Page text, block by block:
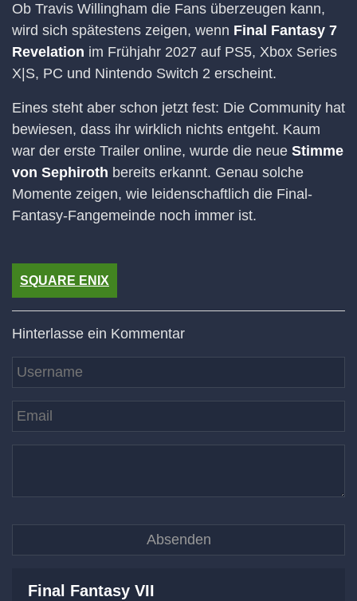
Ob Travis Willingham die Fans überzeugen kann,
wird sich spätestens zeigen, wenn Final Fantasy 7
Revelation im Frühjahr 2027 auf PS5, Xbox Series
X|S, PC und Nintendo Switch 2 erscheint.
Eines steht aber schon jetzt fest: Die Community hat
bewiesen, dass ihr wirklich nichts entgeht. Kaum
war der erste Trailer online, wurde die neue Stimme
von Sephiroth bereits erkannt. Genau solche
Momente zeigen, wie leidenschaftlich die Final-
Fantasy-Fangemeinde noch immer ist.
SQUARE ENIX
Hinterlasse ein Kommentar
Final Fantasy VII